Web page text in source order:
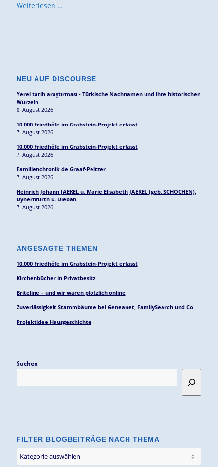
Weiterlesen …
NEU AUF DISCOURSE
Yerel tarih araştırması - Türkische Nachnamen und ihre historischen
Wurzeln
8. August 2026
10.000 Friedhöfe im Grabstein-Projekt erfasst
7. August 2026
10.000 Friedhöfe im Grabstein-Projekt erfasst
7. August 2026
Familienchronik de Graaf-Peltzer
7. August 2026
Heinrich Johann JAEKEL u. Marie Elisabeth JAEKEL (geb. SCHOCHEN),
Dyhernfurth u. Dieban
7. August 2026
ANGESAGTE THEMEN
10.000 Friedhöfe im Grabstein-Projekt erfasst
Kirchenbücher in Privatbesitz
Briteline – und wir waren plötzlich online
Zuverlässigkeit Stammbäume bei Geneanet, FamilySearch und Co
Projektidee Hausgeschichte
Suchen
FILTER BLOGBEITRÄGE NACH THEMA
Blogbeiträge